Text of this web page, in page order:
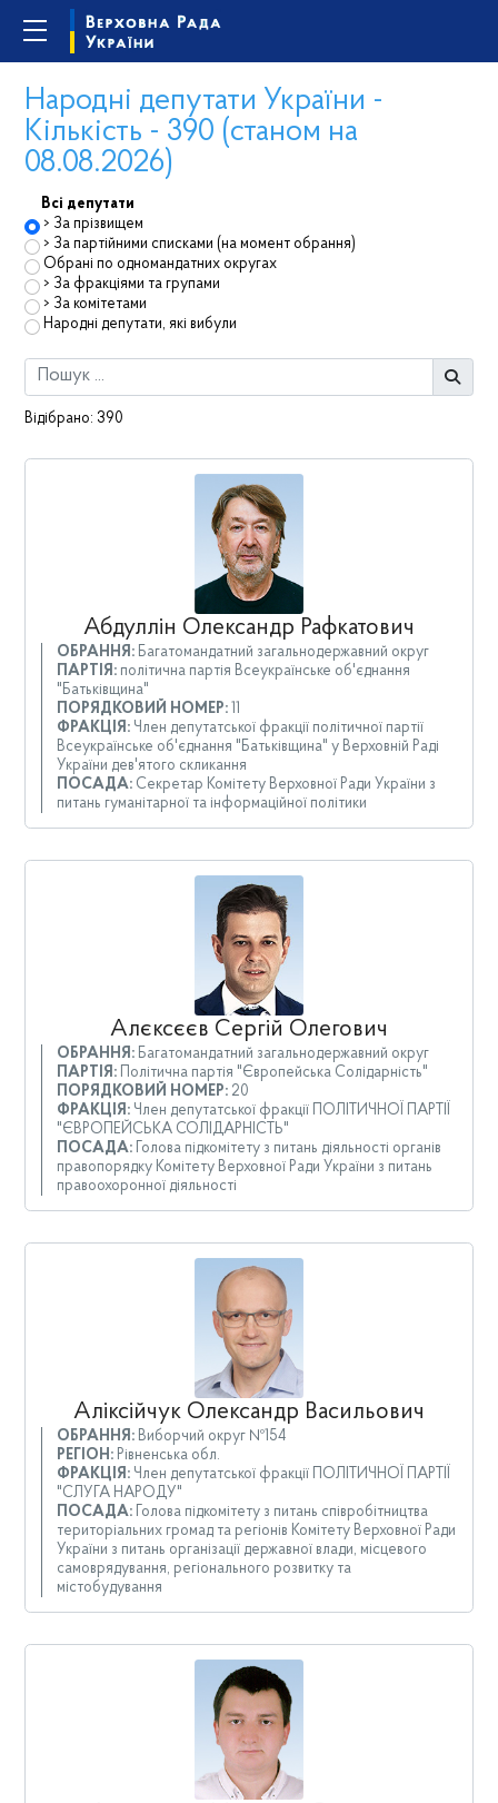
Народні депутати України -
Кількість - 390 (станом на
08.08.2026)
Всі депутати
За прізвищем
За партійними списками (на момент обрання)
Обрані по одномандатних округах
За фракціями та групами
За комітетами
Народні депутати, які вибули
Відібрано: 390
Абдуллін Олександр Рафкатович
ОБРАННЯ:Багатомандатний загальнодержавний округ
ПАРТІЯ:політична партія Всеукраїнське об'єднання
"Батьківщина"
ПОРЯДКОВИЙ НОМЕР:11
ФРАКЦІЯ:Член депутатської фракції політичної партії
Всеукраїнське об'єднання "Батьківщина" у Верховній Раді
України дев'ятого скликання
ПОСАДА:Секретар Комітету Верховної Ради України з
питань гуманітарної та інформаційної політики
Алєксєєв Сергій Олегович
ОБРАННЯ:Багатомандатний загальнодержавний округ
ПАРТІЯ:Політична партія "Європейська Солідарність"
ПОРЯДКОВИЙ НОМЕР:20
ФРАКЦІЯ:Член депутатської фракції ПОЛІТИЧНОЇ ПАРТІЇ
"ЄВРОПЕЙСЬКА СОЛІДАРНІСТЬ"
ПОСАДА:Голова підкомітету з питань діяльності органів
правопорядку Комітету Верховної Ради України з питань
правоохоронної діяльності
Аліксійчук Олександр Васильович
ОБРАННЯ:Виборчий округ №154
РЕГІОН:Рівненська обл.
ФРАКЦІЯ:Член депутатської фракції ПОЛІТИЧНОЇ ПАРТІЇ
"СЛУГА НАРОДУ"
ПОСАДА:Голова підкомітету з питань співробітництва
територіальних громад та регіонів Комітету Верховної Ради
України з питань організації державної влади, місцевого
самоврядування, регіонального розвитку та
містобудування